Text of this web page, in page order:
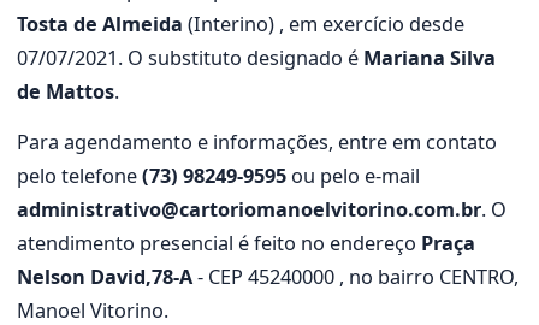
Tosta de Almeida (Interino) , em exercício desde
07/07/2021. O substituto designado é Mariana Silva
de Mattos.
Para agendamento e informações, entre em contato
pelo telefone(73) 98249-9595 ou pelo e-mail
administrativo@cartoriomanoelvitorino.com.br. O
atendimento presencial é feito no endereço Praça
Nelson David,78-A- CEP 45240000 , no bairro CENTRO,
Manoel Vitorino.